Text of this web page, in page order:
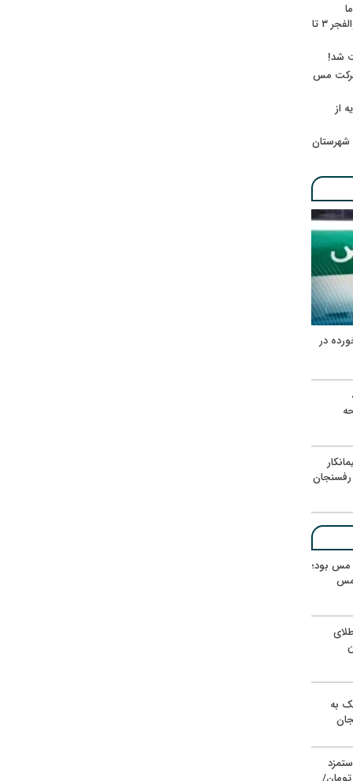
ننشسته»/ روایت محمد جعفرپور از والفجر ۳ تا
شد!
شرکت مس
از
شهرستان
در
مس بود؛
مس
به